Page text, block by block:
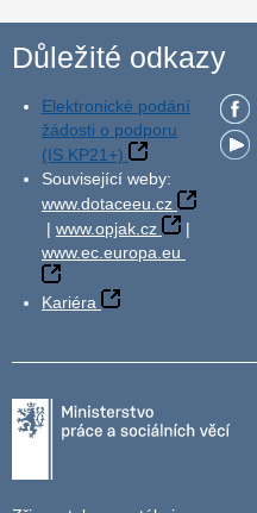
Důležité odkazy
Elektronické podání
žádosti o podporu
(IS KP21+)
Související weby:
www.dotaceeu.cz
| www.opjak.cz
|
www.ec.europa.eu
Kariéra